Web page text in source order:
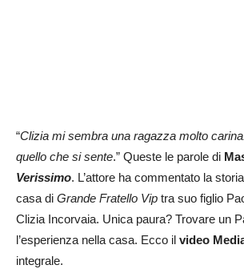
“Clizia mi sembra una ragazza molto
quello che si sente.” Queste le parole di
Verissimo. L’attore ha commentato la
casa di Grande Fratello Vip tra suo figlio
Clizia Incorvaia. Unica paura? Trovare un
l’esperienza nella casa. Ecco il video
integrale.